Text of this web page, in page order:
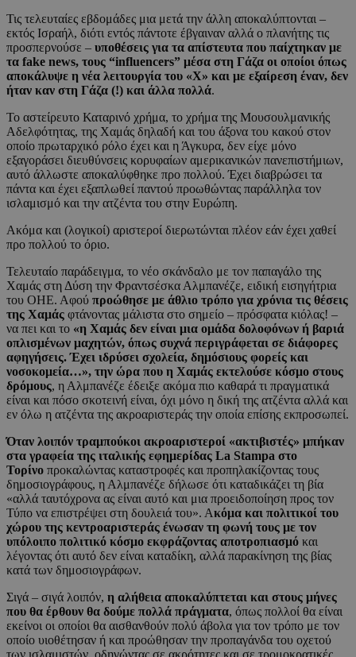
Τις τελευταίες εβδομάδες μια μετά την άλλη αποκαλύπτονται –
εκτός Ισραήλ, διότι εντός πάντοτε έβγαιναν αλλά ο πλανήτης τις
προσπερνούσε – υποθέσεις για τα απίστευτα που παίχτηκαν με
τα fake news, τους “influencers” μέσα στη Γάζα οι οποίοι όπως
αποκάλυψε η νέα λειτουργία του «Χ» και με εξαίρεση έναν, δεν
ήταν καν στη Γάζα (!) και άλλα πολλά.
Το αστείρευτο Καταρινό χρήμα, το χρήμα της Μουσουλμανικής
Αδελφότητας, της Χαμάς δηλαδή και του άξονα του κακού στον
οποίο πρωταρχικό ρόλο έχει και η Άγκυρα, δεν είχε μόνο
εξαγοράσει διευθύνσεις κορυφαίων αμερικανικών πανεπιστήμιων,
αυτό άλλωστε αποκαλύφθηκε προ πολλού. Έχει διαβρώσει τα
πάντα και έχει εξαπλωθεί παντού προωθώντας παράλληλα τον
ισλαμισμό και την ατζέντα του στην Ευρώπη.
Ακόμα και (λογικοί) αριστεροί διερωτώνται πλέον εάν έχει χαθεί
προ πολλού το όριο.
Τελευταίο παράδειγμα, το νέο σκάνδαλο με τον παπαγάλο της
Χαμάς στη Δύση την Φραντσέσκα Αλμπανέζε, ειδική εισηγήτρια
του ΟΗΕ. Αφού προώθησε με άθλιο τρόπο για χρόνια τις θέσεις
της Χαμάς φτάνοντας μάλιστα στο σημείο – πρόσφατα κιόλας! –
να πει και το «η Χαμάς δεν είναι μια ομάδα δολοφόνων ή βαριά
οπλισμένων μαχητών, όπως συχνά περιγράφεται σε διάφορες
αφηγήσεις. Έχει ιδρύσει σχολεία, δημόσιους φορείς και
νοσοκομεία…», την ώρα που η Χαμάς εκτελούσε κόσμο στους
δρόμους, η Αλμπανέζε έδειξε ακόμα πιο καθαρά τι πραγματικά
είναι και πόσο σκοτεινή είναι, όχι μόνο η δική της ατζέντα αλλά και
εν όλω η ατζέντα της ακροαριστεράς την οποία επίσης εκπροσωπεί.
Όταν λοιπόν τραμπούκοι ακροαριστεροί «ακτιβιστές» μπήκαν
στα γραφεία της ιταλικής εφημερίδας La Stampa στο
Τορίνο προκαλώντας καταστροφές και προπηλακίζοντας τους
δημοσιογράφους, η Αλμπανέζε δήλωσε ότι καταδικάζει τη βία
«αλλά ταυτόχρονα ας είναι αυτό και μια προειδοποίηση προς τον
Τύπο να επιστρέψει στη δουλειά του». Ακόμα και πολιτικοί του
χώρου της κεντροαριστεράς ένωσαν τη φωνή τους με τον
υπόλοιπο πολιτικό κόσμο εκφράζοντας αποτροπιασμό και
λέγοντας ότι αυτό δεν είναι καταδίκη, αλλά παρακίνηση της βίας
κατά των δημοσιογράφων.
Σιγά – σιγά λοιπόν, η αλήθεια αποκαλύπτεται και στους μήνες
που θα έρθουν θα δούμε πολλά πράγματα, όπως πολλοί θα είναι
εκείνοι οι οποίοι θα αισθανθούν πολύ άβολα για τον τρόπο με τον
οποίο υιοθέτησαν ή και προώθησαν την προπαγάνδα του οχετού
των ισλαμιστών, οδηγώντας σε ακρότητες και σε τρομοκρατικές